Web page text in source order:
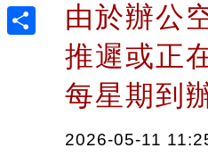
Pinterest
由於辦公
推遲或正
每星期到
2026-05-11